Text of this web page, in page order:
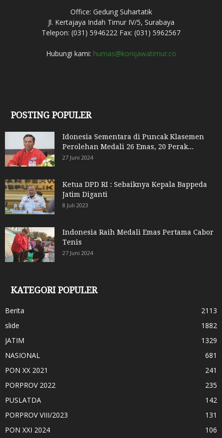
Office: Gedung Suhartatik
Jl. Kertajaya Indah Timur IV/5, Surabaya
Telepon: (031) 5946222 Fax: (031) 5962567
Hubungi kami: humas@konijawatimur.co
POSTING POPULER
Idonesia Sementara di Puncak Klasemen
Perolehan Medali 26 Emas, 20 Perak...
27 Juni 2024
Ketua DPD RI : Sebaiknya Kepala Bappeda
Jatim Diganti
8 Juli 2023
Indonesia Raih Medali Emas Pertama Cabor
Tenis
27 Juni 2024
KATEGORI POPULER
Berita
2113
slide
1882
JATIM
1329
NASIONAL
681
PON XX 2021
241
PORPROV 2022
235
PUSLATDA
142
PORPROV VIII/2023
131
PON XXI 2024
106